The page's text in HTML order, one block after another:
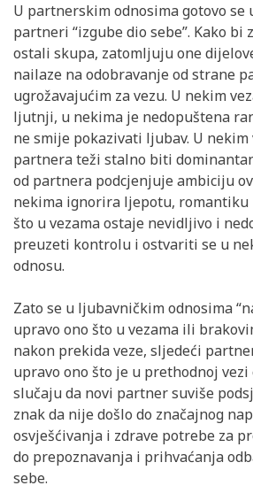
U partnerskim odnosima gotovo se
partneri “izgube dio sebe”. Kako bi
ostali skupa, zatomljuju one
nailaze na odobravanje od strane
ugrožavajućim za vezu. U nekim
ljutnji, u nekima je nedopuštena
ne smije pokazivati ljubav. U nekim
partnera teži stalno biti
od partnera podcjenjuje ambiciju
nekima ignorira ljepotu, romantiku
što u vezama ostaje nevidljivo i
preuzeti kontrolu i ostvariti se u
odnosu.
Zato se u ljubavničkim odnosima
upravo ono što u vezama ili
nakon prekida veze, sljedeći
upravo ono što je u prethodnoj
slučaju da novi partner suviše
znak da nije došlo do značajnog
osvješćivanja i zdrave potrebe za
do prepoznavanja i prihvaćanja
sebe.